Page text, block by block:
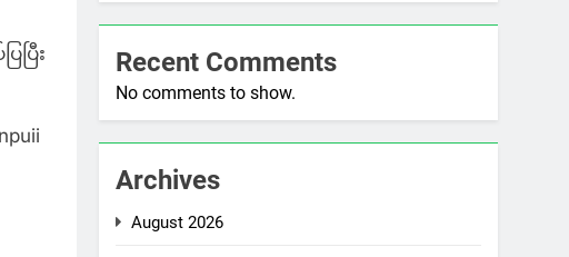
ပြီး
Recent Comments
No comments to show.
Archives
August 2026